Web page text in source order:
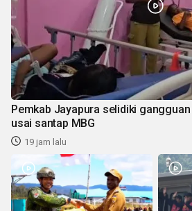
Pemkab Jayapura selidiki
usai santap MBG
19 jam lalu